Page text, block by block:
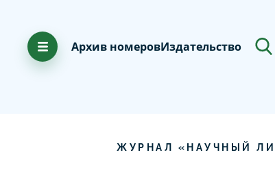
Архив номеровИздательство
ЖУРНАЛ «НАУЧНЫЙ